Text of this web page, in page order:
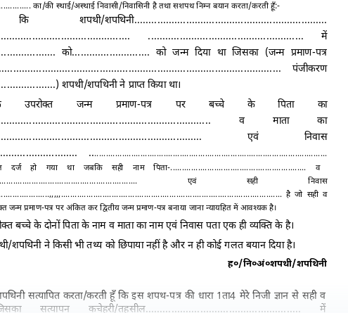
का/की स्थाई/अस्थाई निवासी/निवासिनी है तथा सशपथ निम्न बयान करता/करती हूँ:-
कि शपथी/शपथिनी...................................................................
...................................................... में
को........................... को जन्म दिया था जिसका (जन्म प्रमाण-पत्र
पंजीकरण
) शपथी/शपथिनी ने प्राप्त किया था।
कि उपरोक्त जन्म प्रमाण-पत्र पर बच्चे के पिता का
............................................. व माता का
एवं निवास
.......................................................................................................
दर्ज हो गया था जबकि सही नाम पिता-........................................................... व
एवं सही निवास
है जो सही व
जन्म प्रमाण-पत्र पर अंकित कर द्वितीय जन्म प्रमाण-पत्र बनाया जाना न्यायहित में आवश्यक है।
बच्चे के दोनों पिता के नाम व माता का नाम एवं निवास पता एक ही व्यक्ति के है।
शपथिनी ने किसी भी तथ्य को छिपाया नहीं है और न ही कोई गलत बयान दिया है।
ह०/नि०अं०शपथी/शपथिनी
सत्यापित करता/करती हूँ कि इस शपथ-पत्र की धारा 1ता4 मेरे निजी ज्ञान से सही व
सत्यापन कचेहरी/तहसील...................................................... में